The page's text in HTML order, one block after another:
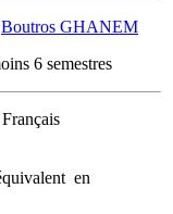
Boutros GHANEM
6 semestres
Français
en